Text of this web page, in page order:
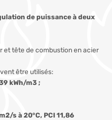
de puissance à deux
et tête de combustion en acier
être utilisés:
kWh/m3 ;
s à 20°C, PCI 11,86